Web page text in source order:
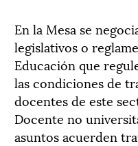
En la Mesa se
legislativos o
Educación que
las condiciones de
docentes de este
Docente no
asuntos acuerden